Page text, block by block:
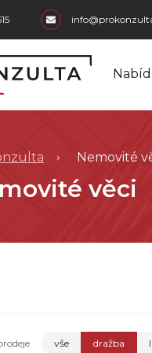
Nemovité
věci
vše dražba